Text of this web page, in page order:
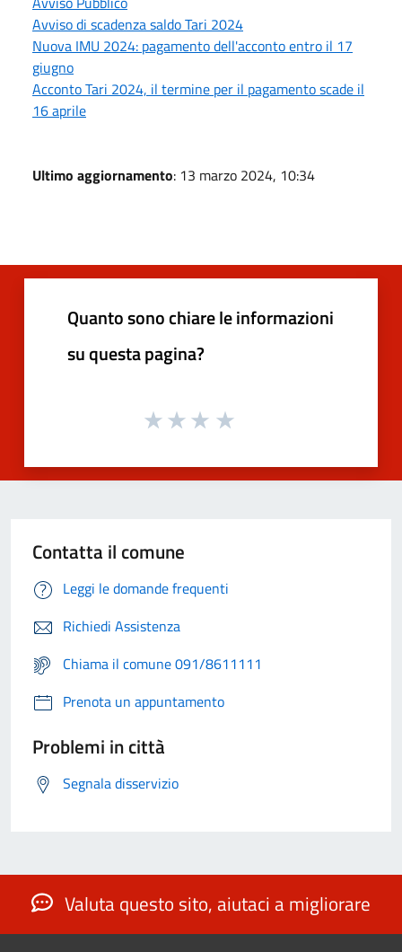
Avviso di scadenza saldo Tari 2024
Nuova IMU 2024: pagamento dell'acconto entro il 17
giugno
Acconto Tari 2024, il termine per il pagamento scade il
16 aprile
Ultimo aggiornamento: 13 marzo 2024, 10:34
Quanto sono chiare le informazioni
su questa pagina?
Contatta il comune
Leggi le domande frequenti
Richiedi Assistenza
Chiama il comune 091/8611111
Prenota un appuntamento
Problemi in città
Segnala disservizio
Valuta questo sito, aiutaci a migliorare